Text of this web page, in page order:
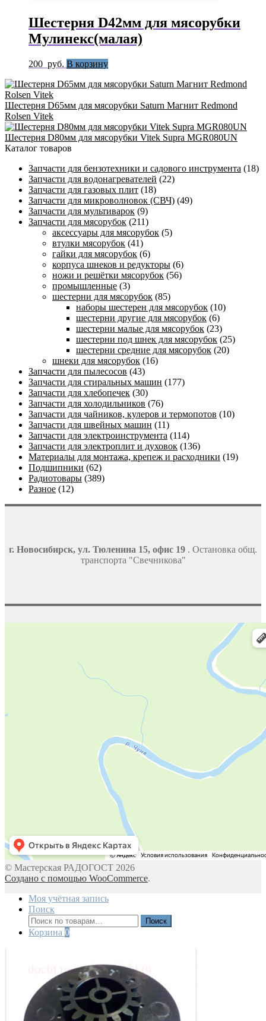
Шестерня D42мм для мясорубки
Мулинекс(малая)
200 руб. В корзину
Шестерня D65мм для мясорубки Saturn Магнит Redmond
Rolsen Vitek
Шестерня D80мм для мясорубки Vitek Supra MGR080UN
Каталог товаров
Запчасти для бензотехники и садового инструмента (18)
Запчасти для водонагревателей (22)
Запчасти для газовых плит (18)
Запчасти для микроволновок (СВЧ) (49)
Запчасти для мультиварок (9)
Запчасти для мясорубок (211)
аксессуары для мясорубок (5)
втулки мясорубок (41)
гайки для мясорубок (6)
корпуса шнеков и редукторы (6)
ножи и решётки мясорубок (56)
промышленные (3)
шестерни для мясорубок (85)
наборы шестерен для мясорубок (10)
шестерни другие для мясорубок (6)
шестерни малые для мясорубок (23)
шестерни под шнек для мясорубок (25)
шестерни средние для мясорубок (20)
шнеки для мясорубок (16)
Запчасти для пылесосов (43)
Запчасти для стиральных машин (177)
Запчасти для хлебопечек (30)
Запчасти для холодильников (76)
Запчасти для чайников, кулеров и термопотов (10)
Запчасти для швейных машин (11)
Запчасти для электроинструмента (114)
Запчасти для электроплит и духовок (136)
Материалы для монтажа, крепеж и расходники (19)
Подшипники (62)
Радиотовары (389)
Разное (12)
г. Новосибирск, ул. Тюленина 15, офис 19 . Остановка общ.
транспорта "Свечникова"
© Мастерская РАДОГОСТ 2026
Создано с помощью WooCommerce.
Моя учётная запись
Поиск
Искать:
Поиск
Корзина 0